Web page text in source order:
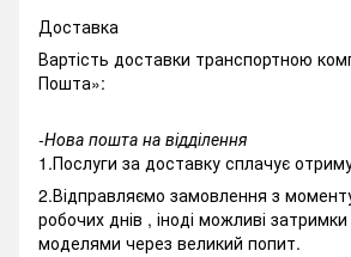
Доставка
Вартість доставки транспортною
Пошта»:
-Нова пошта на відділення
1.Послуги за доставку сплачує
2.Відправляємо замовлення з
робочих днів , іноді можливі
моделями через великий попит.